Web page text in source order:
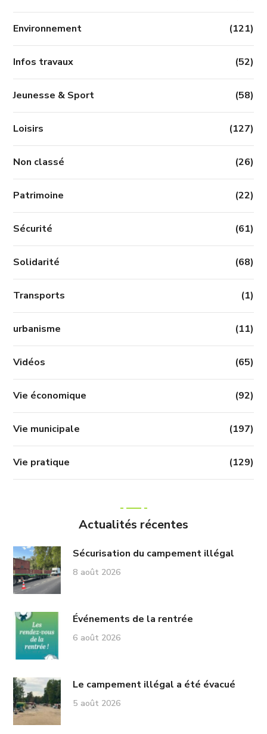
Environnement (121)
Infos travaux (52)
Jeunesse & Sport (58)
Loisirs (127)
Non classé (26)
Patrimoine (22)
Sécurité (61)
Solidarité (68)
Transports (1)
urbanisme (11)
Vidéos (65)
Vie économique (92)
Vie municipale (197)
Vie pratique (129)
Actualités récentes
Sécurisation du campement illégal
8 août 2026
Événements de la rentrée
6 août 2026
Le campement illégal a été évacué
5 août 2026